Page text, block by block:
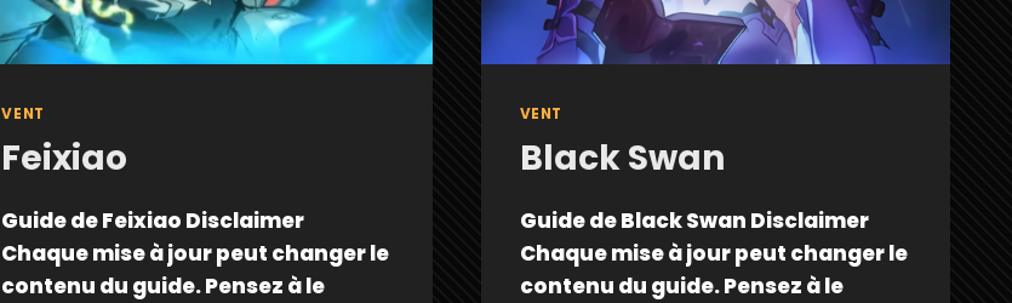
VENT
Feixiao
Guide de Feixiao Disclaimer
Chaque mise à jour peut changer le
contenu du guide. Pensez à le
VENT
Black Swan
Guide de Black Swan Disclaimer
Chaque mise à jour peut changer le
contenu du guide. Pensez à le